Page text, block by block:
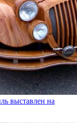
выставлен на